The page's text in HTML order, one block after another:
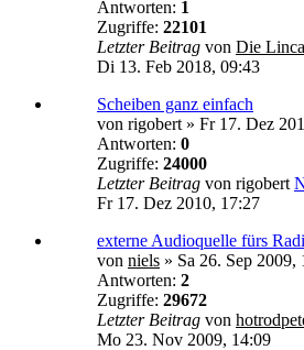
Antworten: 1
Zugriffe: 22101
Letzter Beitrag von Die
Di 13. Feb 2018, 09:43
Scheiben ganz einfach
von rigobert » Fr 17. Dez
Antworten: 0
Zugriffe: 24000
Letzter Beitrag von rigobert
Fr 17. Dez 2010, 17:27
externe Audioquelle fürs
von niels » Sa 26. Sep 2009,
Antworten: 2
Zugriffe: 29672
Letzter Beitrag von
Mo 23. Nov 2009, 14:09